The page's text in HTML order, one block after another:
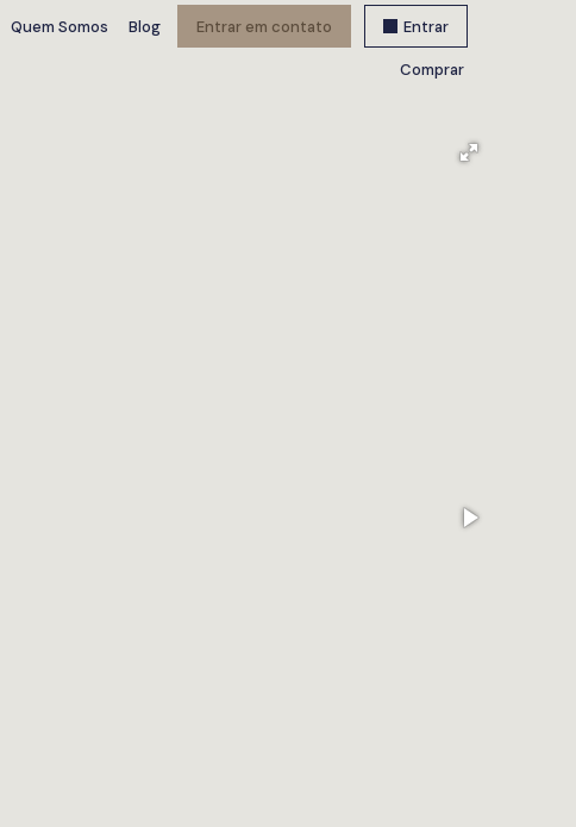
Entrar
Entrar em contato
Blog
Quem Somos
Comprar